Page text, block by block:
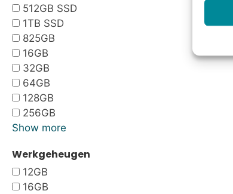
512GB SSD
1TB SSD
825GB
16GB
32GB
64GB
128GB
256GB
Show more
Werkgeheugen
12GB
16GB